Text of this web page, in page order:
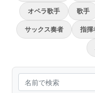
オペラ歌手 歌手
サックス奏者 指揮